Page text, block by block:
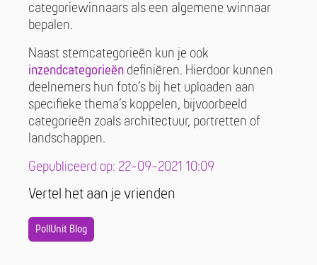
categoriewinnaars als een algemene winnaar
bepalen.
Naast stemcategorieën kun je ook
inzendcategorieën definiëren. Hierdoor kunnen
deelnemers hun foto’s bij het uploaden aan
specifieke thema’s koppelen, bijvoorbeeld
categorieën zoals architectuur, portretten of
landschappen.
Gepubliceerd op: 22-09-2021 10:09
Vertel het aan je vrienden
PollUnit Blog